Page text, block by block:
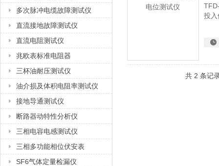
多次脉冲电缆故障测试仪
直流接地故障测试仪
直流电阻测试仪
兆欧表标准电阻器
三杯油耐压测试仪
油介损及体积电阻率测试仪
接地导通测试仪
断路器动特性分析仪
三相电容电感测试仪
三相多功能相位伏安表
SF6气体定量检漏仪
投入
共 2 条记